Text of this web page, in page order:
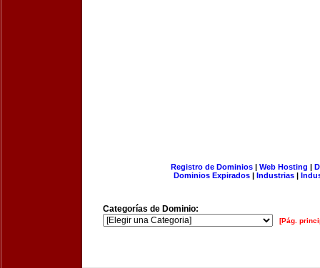
Registro de Dominios| Web Hosting |
Dominios Expirados | Industrias |
Categorías de Dominio:
[Pág.